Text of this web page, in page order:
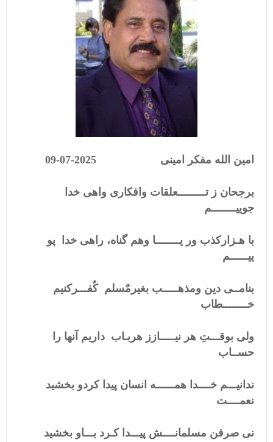
امین الله مفکر امینی 2025-07-09
برجحان ز تـــــــــعلقات وافکاری واهی خدا
جوییــــــــم
با هـزارکذب ور یــــــــا وهم گناه، راهی خدا پو
ییــــــم
بنامــی دین ومذهـــــب بغیرمٌسلم کٌفـــرکنیم
خــــــــطاب
ولی بوقـــتِ هر نیـــــازز هربـاب داریم آنها را
حســاب
ندانیـــم خــــدا همــــــه انسان پیدا کردو بخشید
نعمــــت
نی صرفن مسلمانــــش پیـــدا کـرد بـــاو بخشید